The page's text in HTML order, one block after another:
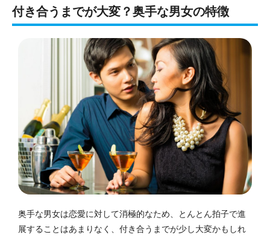
付き合うまでが大変？奥手な男女の特徴
奥手な男女は恋愛に対して消極的なため、とんとん拍子で進
展することはあまりなく、付き合うまでが少し大変かもしれ